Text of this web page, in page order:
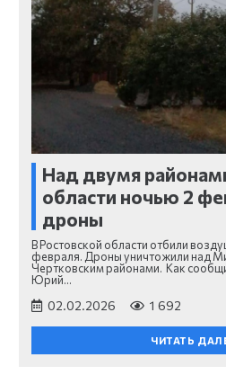
Над двумя
области ночью 2
дроны
В Ростовской области отбили
февраля. Дроны уничтожили над
Чертковским районами. Как
Юрий…
02.02.2026 1 692
ЧИТАТЬ